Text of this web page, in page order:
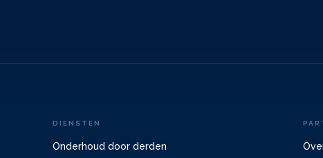
DIENSTEN
Onderhoud door derden